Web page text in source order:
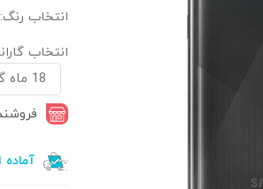
انتخاب رنگ:
انتخاب
18 ماه گارانتی همراه خدمات خاورمیانه(سامتل)
آماده